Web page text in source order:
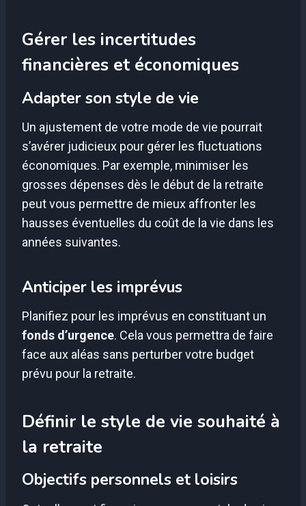
Gérer les incertitudes
financières et économiques
Adapter son style de vie
Un ajustement de votre mode de vie pourrait
s’avérer judicieux pour gérer les fluctuations
économiques. Par exemple, minimiser les
grosses dépenses dès le début de la retraite
peut vous permettre de mieux affronter les
hausses éventuelles du coût de la vie dans les
années suivantes.
Anticiper les imprévus
Planifiez pour les imprévus en constituant un
fonds d’urgence. Cela vous permettra de faire
face aux aléas sans perturber votre budget
prévu pour la retraite.
Définir le style de vie souhaité à
la retraite
Objectifs personnels et loisirs